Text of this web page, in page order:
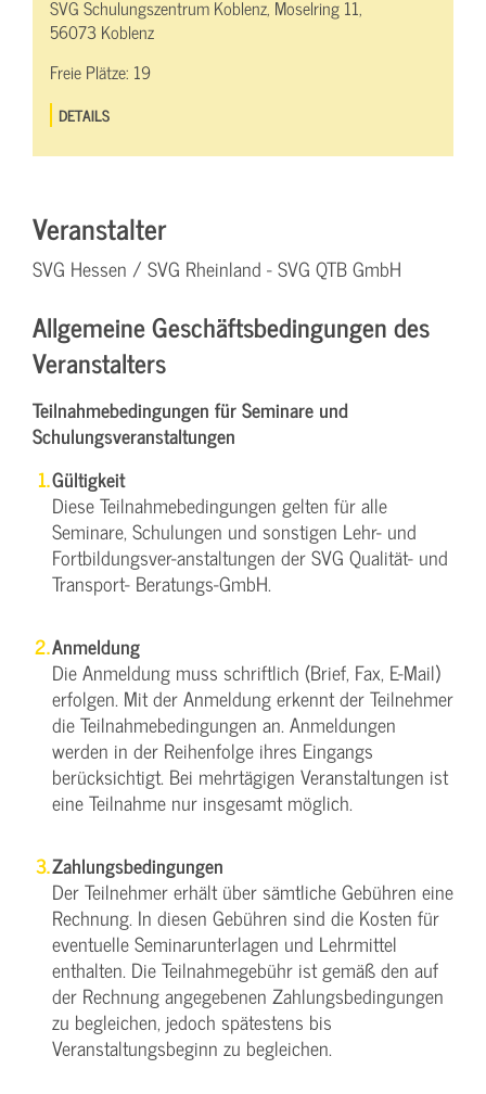
SVG Schulungszentrum Koblenz, Moselring 11,
56073 Koblenz
Freie Plätze: 19
DETAILS
Veranstalter
SVG Hessen / SVG Rheinland - SVG QTB GmbH
Allgemeine Geschäftsbedingungen des
Veranstalters
Teilnahmebedingungen für Seminare und
Schulungsveranstaltungen
Gültigkeit
Diese Teilnahmebedingungen gelten für alle
Seminare, Schulungen und sonstigen Lehr- und
Fortbildungsver-anstaltungen der SVG Qualität- und
Transport- Beratungs-GmbH.
Anmeldung
Die Anmeldung muss schriftlich (Brief, Fax, E-Mail)
erfolgen. Mit der Anmeldung erkennt der Teilnehmer
die Teilnahmebedingungen an. Anmeldungen
werden in der Reihenfolge ihres Eingangs
berücksichtigt. Bei mehrtägigen Veranstaltungen ist
eine Teilnahme nur insgesamt möglich.
Zahlungsbedingungen
Der Teilnehmer erhält über sämtliche Gebühren eine
Rechnung. In diesen Gebühren sind die Kosten für
eventuelle Seminarunterlagen und Lehrmittel
enthalten. Die Teilnahmegebühr ist gemäß den auf
der Rechnung angegebenen Zahlungsbedingungen
zu begleichen, jedoch spätestens bis
Veranstaltungsbeginn zu begleichen.